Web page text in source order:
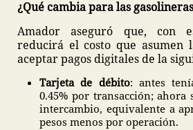
¿Qué cambia para las
Amador aseguró que, con
reducirá el costo que asumen
aceptar pagos digitales de la
Tarjeta de débito: antes
0.45% por transacción; ahora
intercambio, equivalente a
pesos menos por operación.